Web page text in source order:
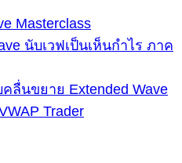
Masterclass
นับเวฟเป็นเห็นกำไร ภาค
ลื่นขยาย Extended Wave
Trader